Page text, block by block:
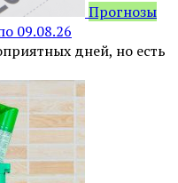
Прогнозы
09.08.26
дней, но есть